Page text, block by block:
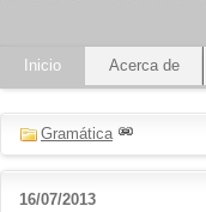
Inicio Acerca de
Gramática
16/07/2013